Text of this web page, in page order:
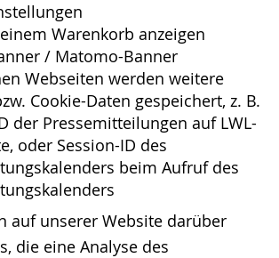
Warenkorb anzeigen
/ Matomo-Banner
Webseiten werden weitere
Cookie-Daten gespeichert, z. B.
der Pressemitteilungen auf LWL-
oder Session-ID des
beim Aufruf des
auf unserer Website darüber
die eine Analyse des